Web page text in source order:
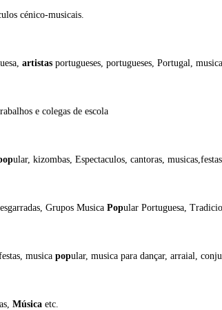
cénico-musicais.
artistasportugueses, portugueses, Portugal,
e colegas de escola
ular, kizombas, Espectaculos, cantoras, musicas,festas,
Grupos Musica Popular Portuguesa,
musica popular, musica para dançar, arraial,
Músicaetc.